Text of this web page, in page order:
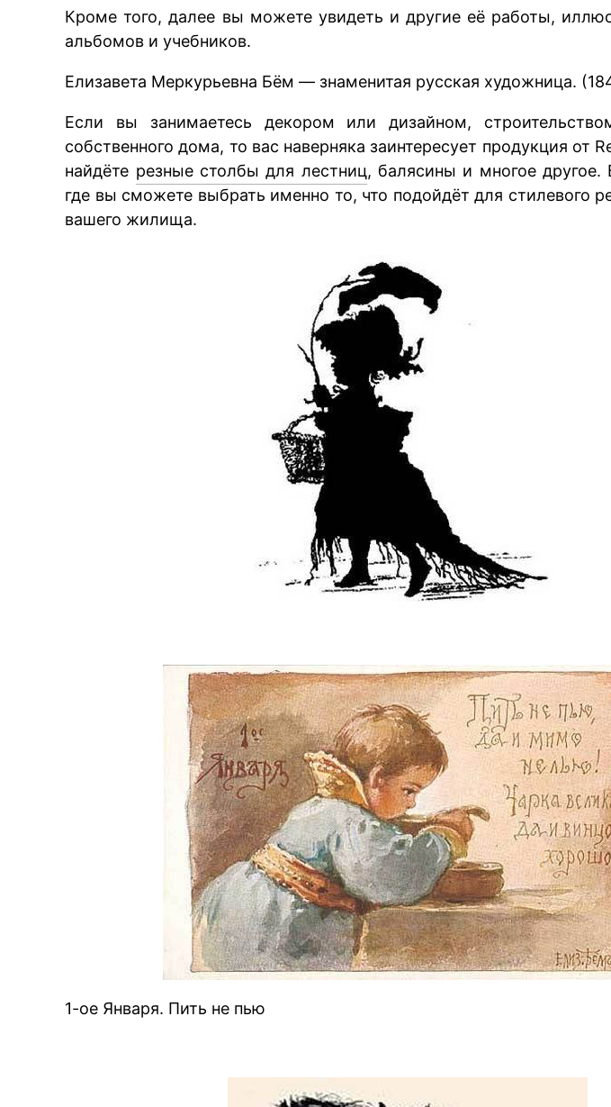
Кроме того, далее вы можете увидеть и другие её работы,
альбомов и учебников.
Елизавета Меркурьевна Бём — знаменитая русская художница.
Если вы занимаетесь декором или дизайном,
собственного дома, то вас наверняка заинтересует продукция от
найдёте резные столбы для лестниц, балясины и многое другое.
где вы сможете выбрать именно то, что подойдёт для стилевого
вашего жилища.
1-ое Января. Пить не пью